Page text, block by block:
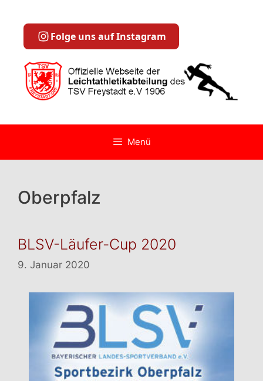
springen
Folge uns auf Instagram
Menü
Oberpfalz
BLSV-Läufer-Cup 2020
9. Januar 2020